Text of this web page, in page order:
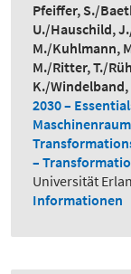
Pfeiffer, S./
U./Hauschild,
M./Kuhlmann,
M./Ritter, T./
K./Windelband,
2030 –
–
Universität
Informationen